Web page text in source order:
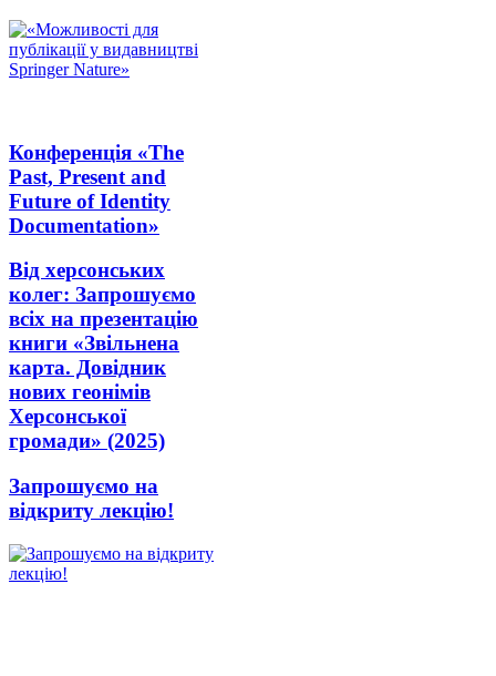
Конференція «The
Past, Present and
Future of Identity
Documentation»
Від херсонських
колег: Запрошуємо
всіх на презентацію
книги «Звільнена
карта. Довідник
нових геонімів
Херсонської
громади» (2025)
Запрошуємо на
відкриту лекцію!